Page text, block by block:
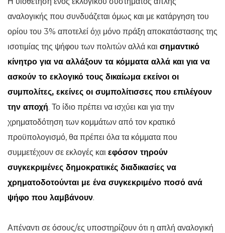
αναλογικής που συνδυάζεται όμως και με κατάργηση του
ορίου του 3% αποτελεί όχι μόνο πράξη αποκατάστασης της
ισοτιμίας της ψήφου των πολιτών αλλά και σημαντικό
κίνητρο για να αλλάξουν τα κόμματα αλλά και για να
ασκούν το εκλογικό τους δικαίωμα εκείνοι οι
συμπολίτες, εκείνες οι συμπολίτισσες που επιλέγουν
την αποχή. Το ίδιο πρέπει να ισχύει και για την
χρηματοδότηση των κομμάτων από τον κρατικό
προϋπολογισμό, θα πρέπει όλα τα κόμματα που
συμμετέχουν σε εκλογές και εφόσον τηρούν
συγκεκριμένες δημοκρατικές διαδικασίες να
χρηματοδοτούνται με ένα συγκεκριμένο ποσό ανά
ψήφο που λαμβάνουν.
Απέναντι σε όσους/ες υποστηρίζουν ότι η απλή αναλογική